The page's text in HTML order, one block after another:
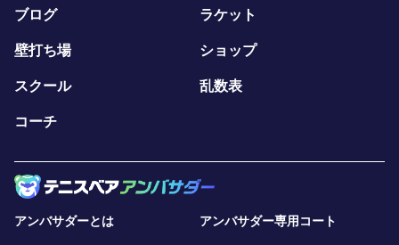
ブログ ラケット
壁打ち場 ショップ
スクール 乱数表
コーチ
アンバサダーとは アンバサダー専用コート